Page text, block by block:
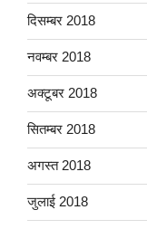
दिसम्बर 2018
नवम्बर 2018
अक्टूबर 2018
सितम्बर 2018
अगस्त 2018
जुलाई 2018